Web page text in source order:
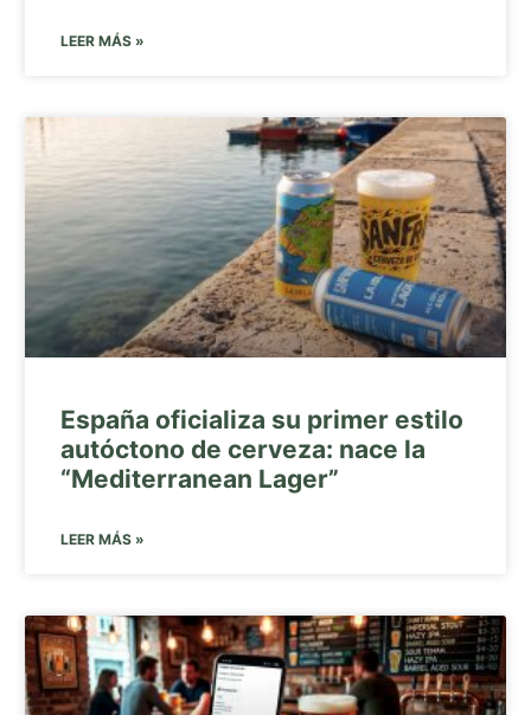
LEER MÁS »
España oficializa su primer estilo
autóctono de cerveza: nace la
“Mediterranean Lager”
LEER MÁS »